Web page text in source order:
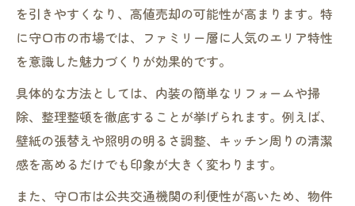
を引きやすくなり、高値売却の可能性が高まります。特
に守口市の市場では、ファミリー層に人気のエリア特性
を意識した魅力づくりが効果的です。
具体的な方法としては、内装の簡単なリフォームや掃
除、整理整頓を徹底することが挙げられます。例えば、
壁紙の張替えや照明の明るさ調整、キッチン周りの清潔
感を高めるだけでも印象が大きく変わります。
また、守口市は公共交通機関の利便性が高いため、物件